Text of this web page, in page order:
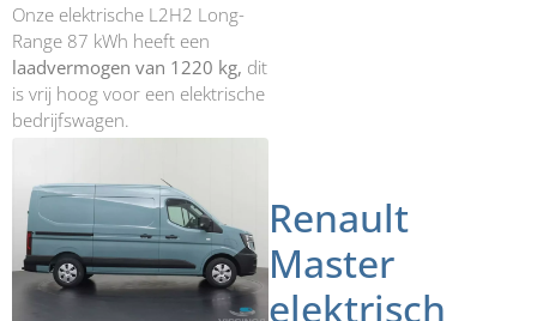
Onze elektrische L2H2 Long-
Range 87 kWh heeft een
laadvermogen van 1220 kg, dit
is vrij hoog voor een elektrische
bedrijfswagen.
Renault
Master
elektrisch